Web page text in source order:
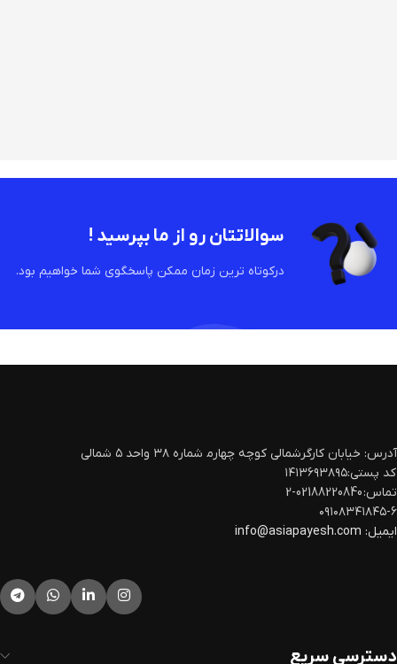
سوالاتتان رو از ما بپرسید !
درکوتاه ترین زمان ممکن پاسخگوی شما خواهیم بود.
آدرس: خیابان کارگرشمالی کوچه چهارم‍ شماره ۳۸ واحد ۵ شمالی
کد پستی:۱۴۱۳۶۹۳۸۹۵
تماس: 02188220840-2
۰۹۱۰۸۳۴۱۸۴۵-۶
ایمیل:
دسترسی سریع